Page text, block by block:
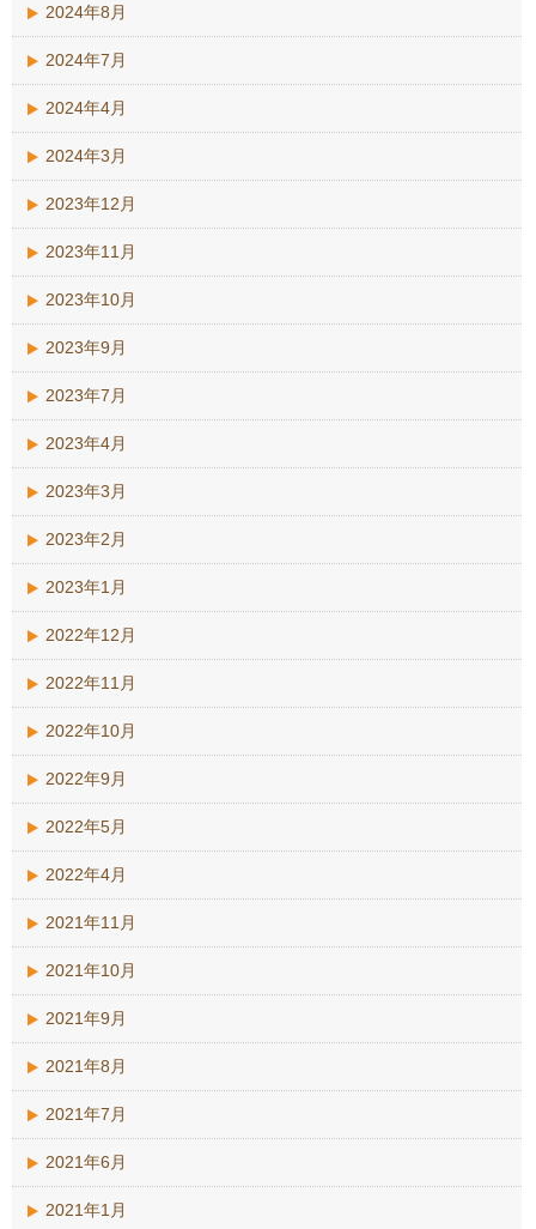
2024年8月
2024年7月
2024年4月
2024年3月
2023年12月
2023年11月
2023年10月
2023年9月
2023年7月
2023年4月
2023年3月
2023年2月
2023年1月
2022年12月
2022年11月
2022年10月
2022年9月
2022年5月
2022年4月
2021年11月
2021年10月
2021年9月
2021年8月
2021年7月
2021年6月
2021年1月